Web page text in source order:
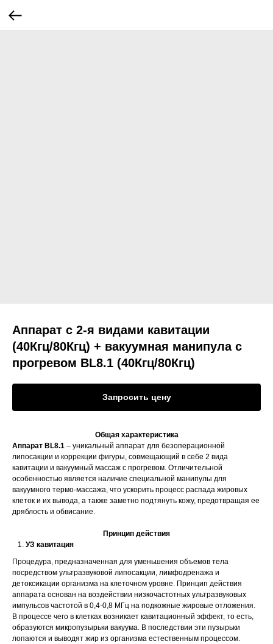
Аппарат с 2-я видами кавитации
(40Кгц/80Кгц) + вакуумная манипула с
прогревом BL8.1 (40Кгц/80Кгц)
Запросить цену
Общая характеристика
Аппарат BL8.1 – уникальный аппарат для безоперационной
липосакции и коррекции фигуры, совмещающий в себе 2 вида
кавитации и вакуумный массаж с прогревом. Отличительной
особенностью является наличие специальной манипулы для
вакуумного термо-массажа, что ускорить процесс распада жировых
клеток и их вывода, а также заметно подтянуть кожу, предотвращая ее
дряблость и обвисание.
Принцип действия
УЗ кавитация
Процедура, предназначенная для уменьшения объемов тела
посредством ультразвуковой липосакции, лимфодренажа и
детоксикации организма на клеточном уровне. Принцип действия
аппарата основан на воздействии низкочастотных ультразвуковых
импульсов частотой в 0,4-0,8 МГц на подкожные жировые отложения.
В процессе чего в клетках возникает кавитационный эффект, то есть,
образуются микропузырьки вакуума. В последствии эти пузырьки
лопаются и выводят жир из организма естественным процессом.